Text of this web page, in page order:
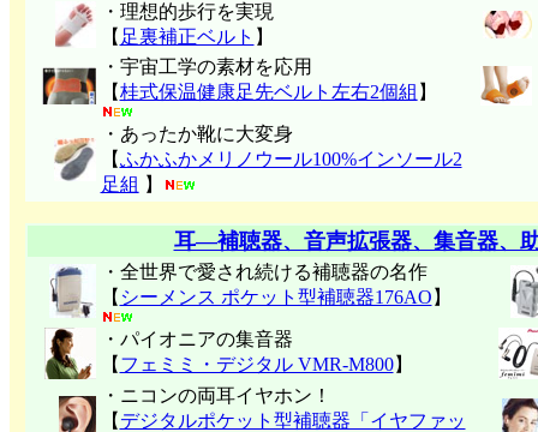
・理想的歩行を実現
【 足裏補正ベルト 】
・宇宙工学の素材を応用
【桂式保温健康足先ベルト左右2個組 】
・あったか靴に大変身
【ふかふかメリノウール100%インソール2
足組 】
耳―補聴器、音声拡張器、集音器、
・全世界で愛され続ける補聴器の名作
【 シーメンス ポケット型補聴器176AO 】
・パイオニアの集音器
【 フェミミ・デジタル VMR-M800】
・ニコンの両耳イヤホン！
【 デジタルポケット型補聴器「イヤファッ